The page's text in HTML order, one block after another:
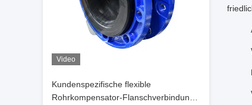
Video
Kundenspezifische flexible
Rohrkompensator-Flanschverbindung